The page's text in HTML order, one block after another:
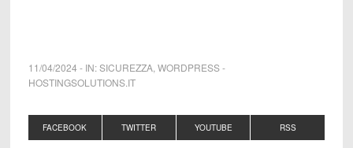
11/04/2024 - IN:SICUREZZA, WORDPRESS-
HOSTINGSOLUTIONS.IT
FACEBOOK TWITTER YOUTUBE RSS